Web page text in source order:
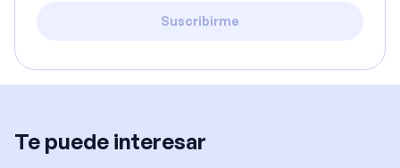
Suscribirme
Te puede interesar